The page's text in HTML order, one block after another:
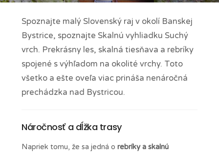
Spoznajte malý Slovenský raj v okolí Banskej
Bystrice, spoznajte Skalnú vyhliadku Suchý
vrch. Prekrásny les, skalná tiesňava a rebríky
spojené s výhľadom na okolité vrchy. Toto
všetko a ešte oveľa viac prináša nenáročná
prechádzka nad Bystricou.
Náročnosť a dĺžka trasy
Napriek tomu, že sa jedná o rebríky a skalnú